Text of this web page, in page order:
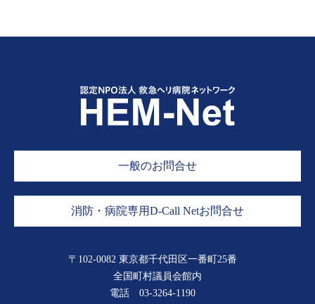
一般のお問合せ
消防・病院専用D-Call Netお問合せ
〒102-0082 東京都千代田区一番町25番
全国町村議員会館内
電話 03-3264-1190